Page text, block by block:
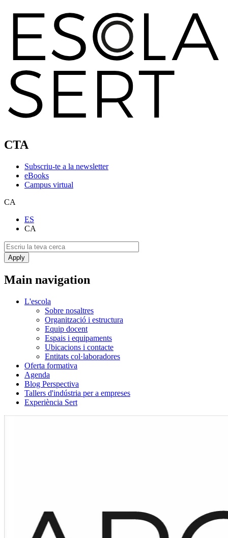
CTA
Subscriu-te a la newsletter
eBooks
Campus virtual
CA
ES
CA
Main navigation
L'escola
Sobre nosaltres
Organització i estructura
Equip docent
Espais i equipaments
Ubicacions i contacte
Entitats col·laboradores
Oferta formativa
Agenda
Blog Perspectiva
Tallers d'indústria per a empreses
Experiència Sert